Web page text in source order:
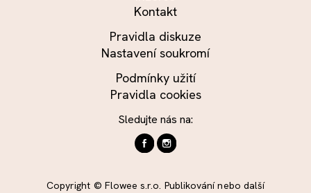
Kontakt
Pravidla diskuze
Nastavení soukromí
Podmínky užití
Pravidla cookies
Sledujte nás na:
Copyright © Flowee s.r.o. Publikování nebo další